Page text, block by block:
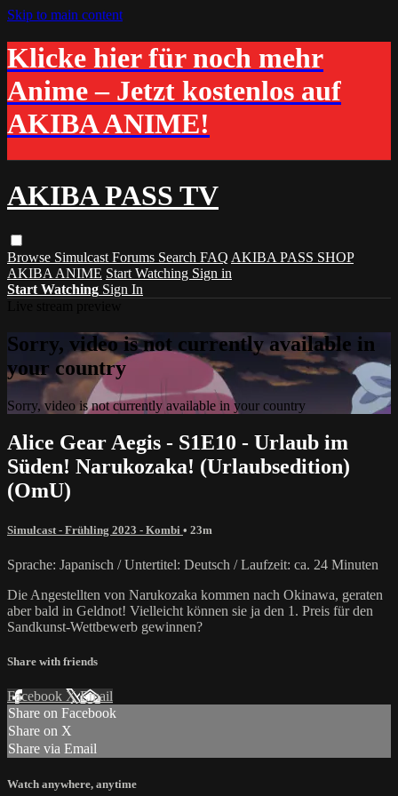
Skip to main content
Klicke hier für noch mehr
Anime – Jetzt kostenlos auf
AKIBA ANIME!
AKIBA PASS TV
Browse Simulcast Forums Search FAQ AKIBA PASS SHOP
AKIBA ANIME Start Watching Sign in
Start Watching Sign In
Sorry, video is not currently available in
your country
Sorry, video is not currently available in your country
Alice Gear Aegis - S1E10 - Urlaub im
Süden! Narukozaka! (Urlaubsedition)
(OmU)
Simulcast - Frühling 2023 - Kombi • 23m
Sprache: Japanisch / Untertitel: Deutsch / Laufzeit: ca. 24 Minuten
Die Angestellten von Narukozaka kommen nach Okinawa, geraten
aber bald in Geldnot! Vielleicht können sie ja den 1. Preis für den
Sandkunst-Wettbewerb gewinnen?
Share with friends
Facebook XEmail
Share on Facebook
Share on X
Share via Email
Watch anywhere, anytime